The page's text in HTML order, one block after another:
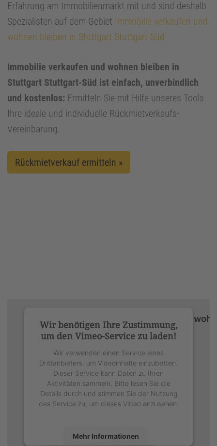
Erfahrung am Immobilienmarkt mit und sind deshalb
Spezialisten auf dem Gebiet Immobilie verkaufen und
wohnen bleiben in Stuttgart Stuttgart-Süd
Immobilie verkaufen und wohnen bleiben in
Stuttgart Stuttgart-Süd ist einfach, unverbindlich
und kostenlos: Ermitteln Sie mit Hilfe unseres Tools
Ihre ideale und individuelle Rückmietverkaufs-
Vereinbarung.
Rückmietverkauf ermitteln »
Wir benötigen Ihre Zustimmung,
um den Vimeo-Service zu laden!
Wir verwenden einen Service eines
Drittanbieters, um Videoinhalte einzubetten.
Dieser Service kann Daten zu Ihren
Aktivitäten sammeln. Bitte lesen Sie die
Details durch und stimmen Sie der Nutzung
des Service zu, um dieses Video anzusehen.
Mehr Informationen